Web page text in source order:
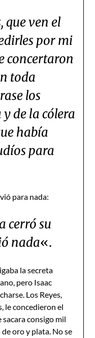
que ven el
por mi
concertaron
toda
los
de la cólera
había
para
para nada:
cerró su
nada«.
la secreta
pero Isaac
Los Reyes,
le concedieron el
consigo mil
oro y plata. No se